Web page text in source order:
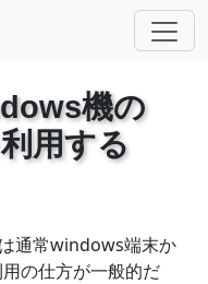
機の
用する
通常windows端末か
の仕方が一般的だ